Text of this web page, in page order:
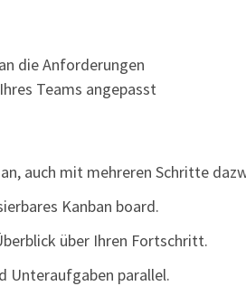
die Anforderungen
Teams angepasst
auch mit mehreren Schritte
Kanban board.
über Ihren Fortschritt.
Unteraufgaben parallel.